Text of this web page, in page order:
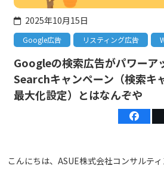
Googleの検索広告がパワー
Searchキャンペーン（検索キ
最大化設定）とはなんぞや
2025年10月15日
Google広告 リスティング広告
こんにちは、ASUE株式会社コンサルテ